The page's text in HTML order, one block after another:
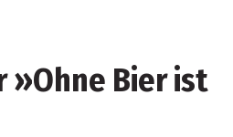
»Ohne Bier ist